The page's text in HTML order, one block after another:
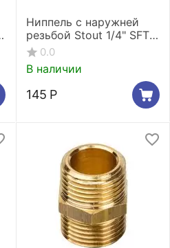
Ниппель с наружней
резьбой Stout 1/4" SFT-
0003-001414
0.0
В наличии
145 Р